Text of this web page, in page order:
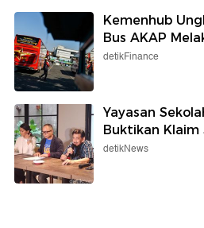
Kemenhub
Bus AKAP
detikFinance
Yayasan
Buktikan Klaim
detikNews